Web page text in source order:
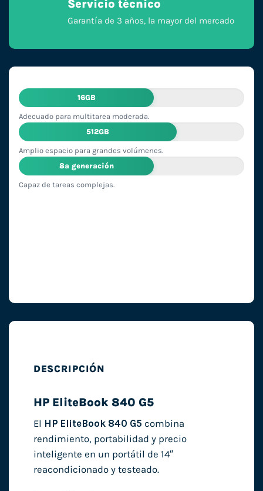
Servicio técnico
Garantía de 3 años, la mayor del mercado
16GB
Adecuado para multitarea moderada.
512GB
Amplio espacio para grandes volúmenes.
8ª generación
Capaz de tareas complejas.
DESCRIPCIÓN
HP EliteBook 840 G5
El HP EliteBook 840 G5 combina
rendimiento, portabilidad y precio
inteligente en un portátil de 14″
reacondicionado y testeado.